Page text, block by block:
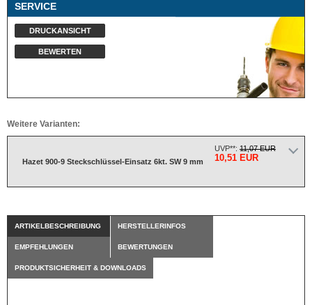
SERVICE
DRUCKANSICHT
BEWERTEN
Weitere Varianten:
Hazet 900-9 Steckschlüssel-Einsatz 6kt. SW 9 mm
UVP**: 11,07 EUR
10,51 EUR
ARTIKELBESCHREIBUNG HERSTELLERINFOS
EMPFEHLUNGEN BEWERTUNGEN
PRODUKTSICHERHEIT & DOWNLOADS